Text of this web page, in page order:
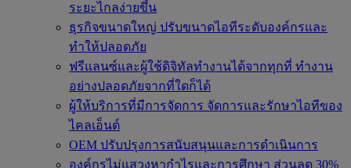
ระยะไกลง่ายขึ้น
ธุรกิจขนาดใหญ่ ปรับขนาดไอทีระดับองค์กรและ
ทำให้ปลอดภัย
ฟรีแลนซ์และผู้ใช้ดิจิทัลทำงานได้จากทุกที่ ทำงาน
อย่างปลอดภัยจากที่ใดก็ได้
ผู้ให้บริการที่มีการจัดการ จัดการและรักษาไอทีของ
ไคลเอ็นต์
OEM ปรับปรุงการสนับสนุนและการดำเนินการ
องค์กรไม่แสวงหากำไรและการศึกษา ส่วนลด 30%